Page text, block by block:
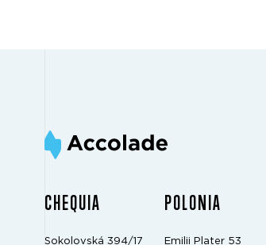
CHEQUIA
Sokolovská 394/17
POLONIA
Emilii Plater 53